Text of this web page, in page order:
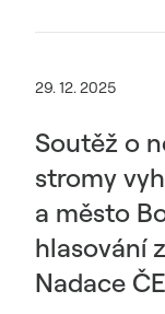
29. 12. 2025
Soutěž o
stromy
a město
hlasování
Nadace